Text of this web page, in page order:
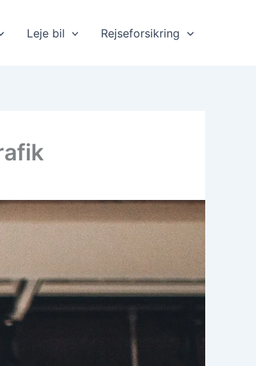
Leje bil Rejseforsikring